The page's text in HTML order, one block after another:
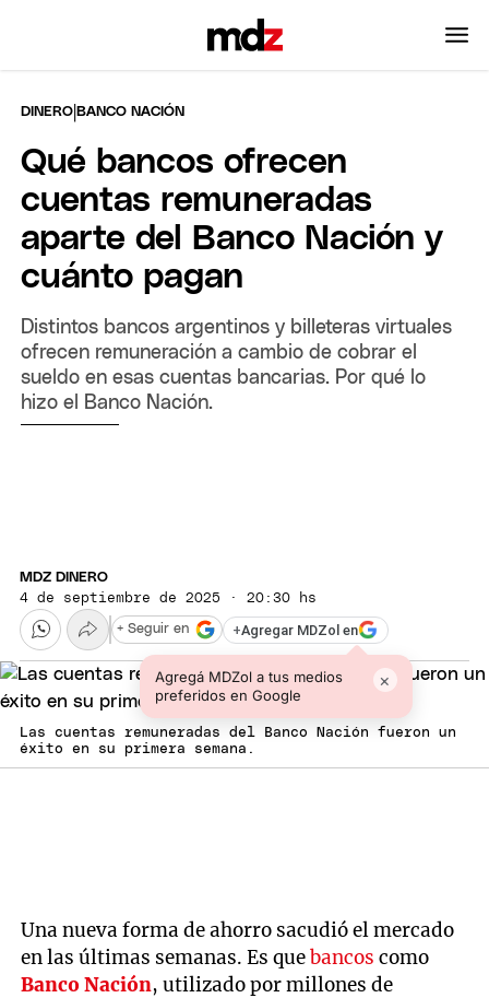
DINERO |BANCO NACIÓN
Qué bancos ofrecen
cuentas remuneradas
aparte del Banco Nación y
cuánto pagan
Distintos bancos argentinos y billeteras virtuales
ofrecen remuneración a cambio de cobrar el
sueldo en esas cuentas bancarias. Por qué lo
hizo el Banco Nación.
MDZ DINERO
4 de septiembre de 2025 · 20:30 hs
+Agregar MDZol en
Agregá MDZol a tus medios
preferidos en Google
×
+ Seguir en
Las cuentas remuneradas del Banco Nación fueron un
éxito en su primera semana.
Una nueva forma de ahorro sacudió el mercado
en las últimas semanas. Es quebancos como
Banco Nación, utilizado por millones de